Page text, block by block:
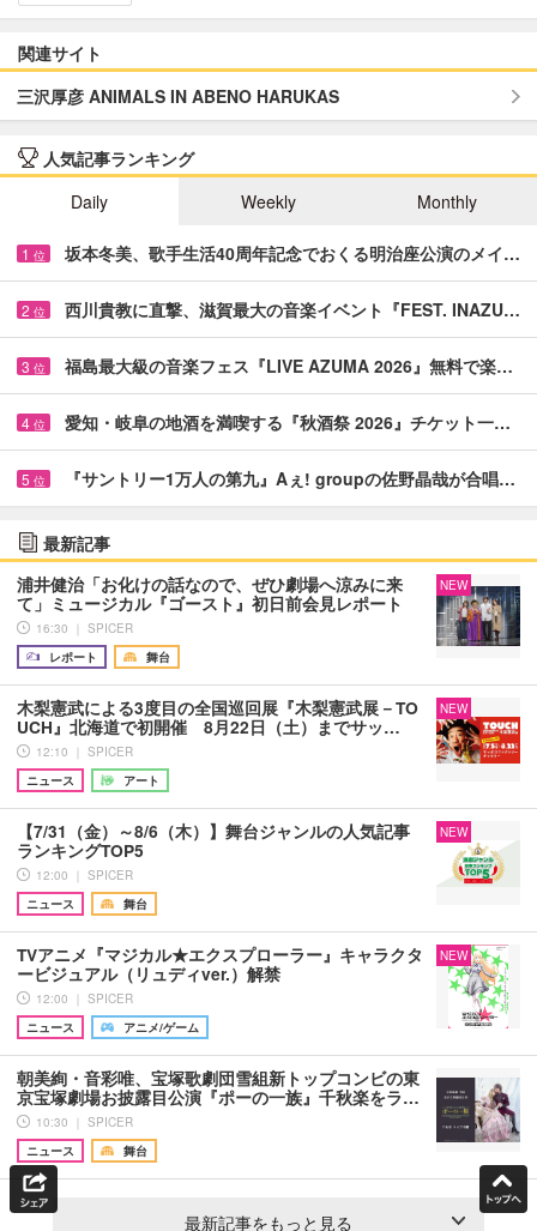
関連サイト
三沢厚彦 ANIMALS IN ABENO HARUKAS
人気記事ランキング
Daily
Weekly Monthly
1 位 坂本冬美、歌手生活40周年記念でおくる明治座公演のメイ…
2 位 西川貴教に直撃、滋賀最大の音楽イベント『FEST. INAZU…
3 位 福島最大級の音楽フェス『LIVE AZUMA 2026』無料で楽…
4 位 愛知・岐阜の地酒を満喫する『秋酒祭 2026』チケット一…
5 位 『サントリー1万人の第九』Aぇ! groupの佐野晶哉が合唱…
最新記事
浦井健治「お化けの話なので、ぜひ劇場へ涼みに来
て」ミュージカル『ゴースト』初日前会見レポート
16:30 ｜ SPICER
レポート
舞台
NEW
木梨憲武による3度目の全国巡回展『木梨憲武展－TO
UCH』北海道で初開催 8月22日（土）までサッ…
12:10 ｜ SPICER
ニュース
アート
NEW
【7/31（金）～8/6（木）】舞台ジャンルの人気記事
ランキングTOP5
12:00 ｜ SPICER
ニュース
舞台
NEW
TVアニメ『マジカル★エクスプローラー』キャラクタ
ービジュアル（リュディver.）解禁
12:00 ｜ SPICER
ニュース
アニメ/ゲーム
NEW
朝美絢・音彩唯、宝塚歌劇団雪組新トップコンビの東
京宝塚劇場お披露目公演『ポーの一族』千秋楽をラ…
10:30 ｜ SPICER
ニュース
舞台
最新記事をもっと見る